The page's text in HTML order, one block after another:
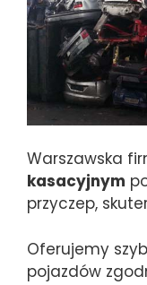
Warszawska
kasacyjnym
przyczep,
Oferujemy
pojazdów